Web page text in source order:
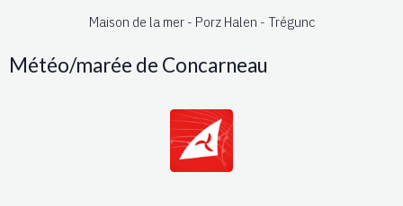
Maison de la mer - Porz Halen - Trégunc
Météo/marée de Concarneau